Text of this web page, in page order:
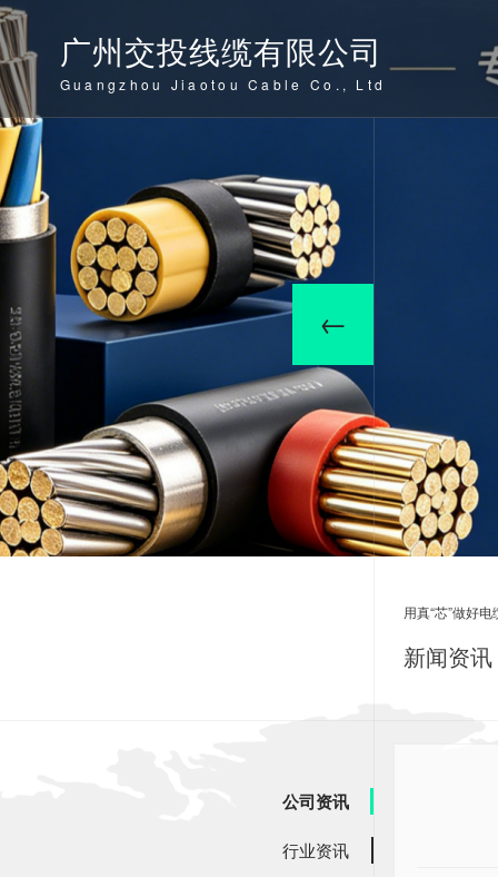
广州交投线缆有限公司
Guangzhou Jiaotou Cable Co., Ltd
用真“芯”做好电
新闻资
公司资讯
行业资讯